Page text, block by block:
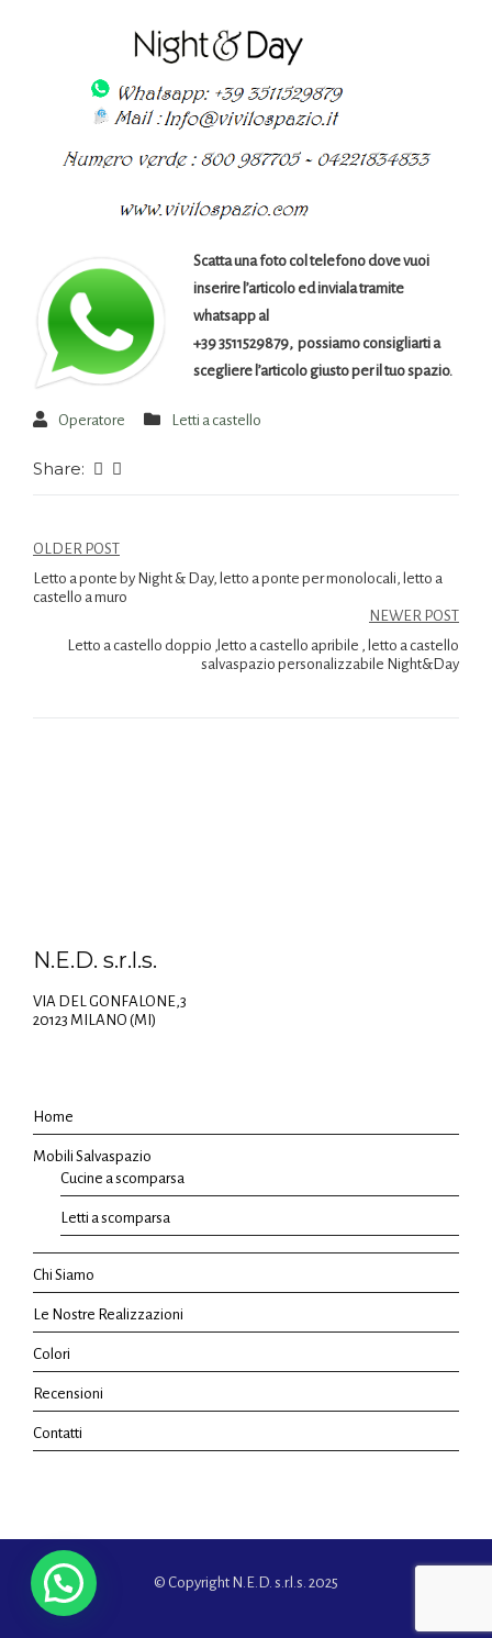
Scatta una foto col telefono dove vuoi
inserire l’articolo ed inviala tramite
whatsapp al
+39 3511529879, possiamo consigliarti a
scegliere l’articolo giusto per il tuo spazio.
Operatore Letti a castello
Share:
OLDER POST
Letto a ponte by Night & Day, letto a ponte per monolocali, letto a
castello a muro
NEWER POST
Letto a castello doppio ,letto a castello apribile , letto a castello
salvaspazio personalizzabile Night&Day
N.E.D. s.r.l.s.
VIA DEL GONFALONE,3
20123 MILANO (MI)
Home
Mobili Salvaspazio
Cucine a scomparsa
Letti a scomparsa
Chi Siamo
Le Nostre Realizzazioni
Colori
Recensioni
Contatti
© Copyright N.E.D. s.r.l.s. 2025